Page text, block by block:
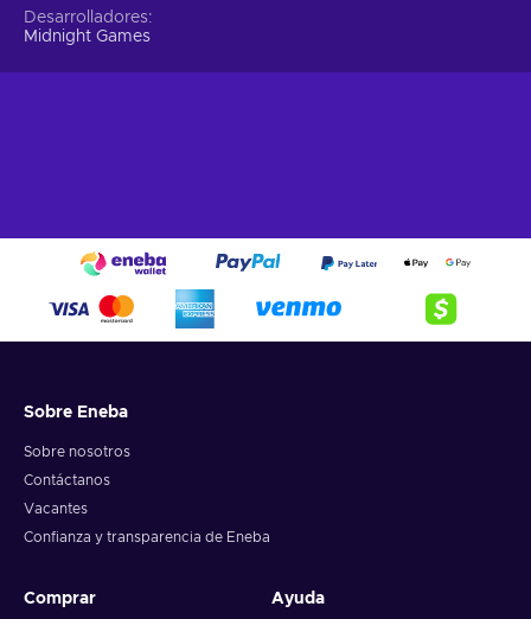
Desarrolladores
Midnight Games
Sobre Eneba
Sobre nosotros
Contáctanos
Vacantes
Confianza y transparencia de Eneba
Comprar Ayuda